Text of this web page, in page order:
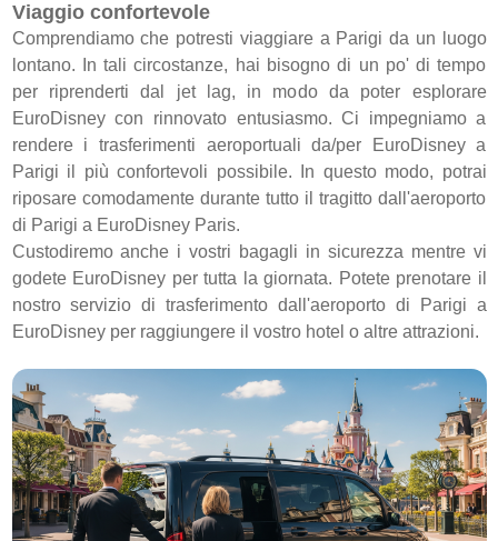
Viaggio confortevole
Comprendiamo che potresti viaggiare a Parigi da un luogo
lontano. In tali circostanze, hai bisogno di un po' di tempo
per riprenderti dal jet lag, in modo da poter esplorare
EuroDisney con rinnovato entusiasmo. Ci impegniamo a
rendere i trasferimenti aeroportuali da/per EuroDisney a
Parigi il più confortevoli possibile. In questo modo, potrai
riposare comodamente durante tutto il tragitto dall'aeroporto
di Parigi a EuroDisney Paris.
Custodiremo anche i vostri bagagli in sicurezza mentre vi
godete EuroDisney per tutta la giornata. Potete prenotare il
nostro servizio di trasferimento dall'aeroporto di Parigi a
EuroDisney per raggiungere il vostro hotel o altre attrazioni.